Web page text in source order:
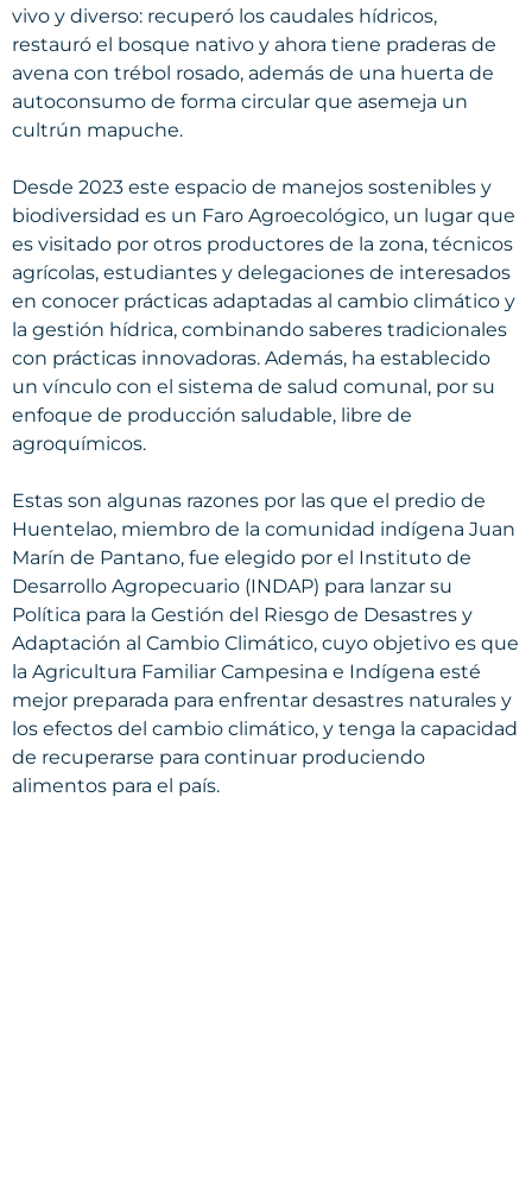
vivo y diverso: recuperó los caudales hídricos,
restauró el bosque nativo y ahora tiene praderas de
avena con trébol rosado, además de una huerta de
autoconsumo de forma circular que asemeja un
cultrún mapuche.
Desde 2023 este espacio de manejos sostenibles y
biodiversidad es un Faro Agroecológico, un lugar que
es visitado por otros productores de la zona, técnicos
agrícolas, estudiantes y delegaciones de interesados
en conocer prácticas adaptadas al cambio climático y
la gestión hídrica, combinando saberes tradicionales
con prácticas innovadoras. Además, ha establecido
un vínculo con el sistema de salud comunal, por su
enfoque de producción saludable, libre de
agroquímicos.
Estas son algunas razones por las que el predio de
Huentelao, miembro de la comunidad indígena Juan
Marín de Pantano, fue elegido por el Instituto de
Desarrollo Agropecuario (INDAP) para lanzar su
Política para la Gestión del Riesgo de Desastres y
Adaptación al Cambio Climático, cuyo objetivo es que
la Agricultura Familiar Campesina e Indígena esté
mejor preparada para enfrentar desastres naturales y
los efectos del cambio climático, y tenga la capacidad
de recuperarse para continuar produciendo
alimentos para el país.